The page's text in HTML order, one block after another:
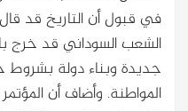
في قبول أن التاريخ قد
الشعب السوداني قد خرج
جديدة وبناء دولة بشروط
المواطنة. وأضاف أن